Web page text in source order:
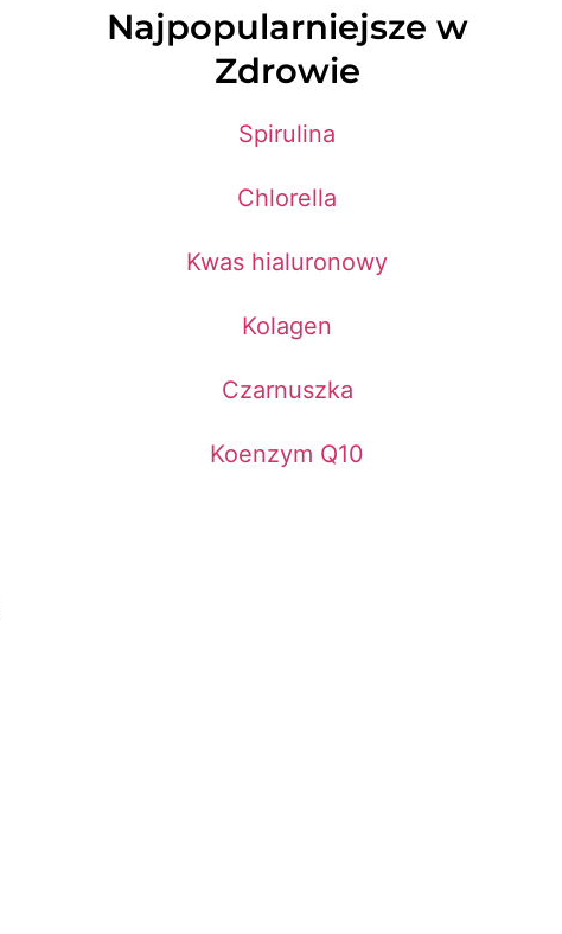
Najpopularniejsze w
Zdrowie
Spirulina
Chlorella
Kwas hialuronowy
Kolagen
Czarnuszka
Koenzym Q10